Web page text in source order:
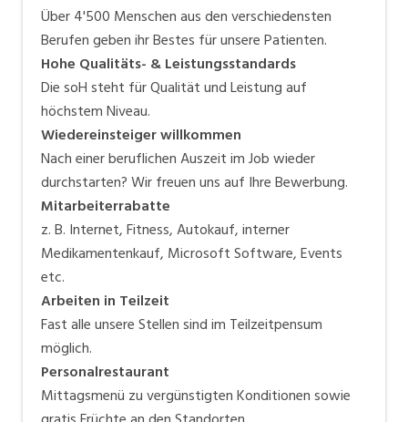
Über 4'500 Menschen aus den verschiedensten
Berufen geben ihr Bestes für unsere Patienten.
Hohe Qualitäts- & Leistungsstandards
Die soH steht für Qualität und Leistung auf
höchstem Niveau.
Wiedereinsteiger willkommen
Nach einer beruflichen Auszeit im Job wieder
durchstarten? Wir freuen uns auf Ihre Bewerbung.
Mitarbeiterrabatte
z. B. Internet, Fitness, Autokauf, interner
Medikamentenkauf, Microsoft Software, Events
etc.
Arbeiten in Teilzeit
Fast alle unsere Stellen sind im Teilzeitpensum
möglich.
Personalrestaurant
Mittagsmenü zu vergünstigten Konditionen sowie